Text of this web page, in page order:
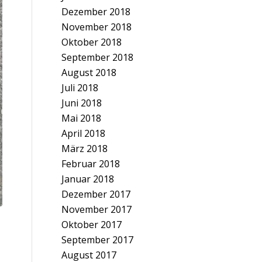
Dezember 2018
November 2018
Oktober 2018
September 2018
August 2018
Juli 2018
Juni 2018
Mai 2018
April 2018
März 2018
Februar 2018
Januar 2018
Dezember 2017
November 2017
Oktober 2017
September 2017
August 2017